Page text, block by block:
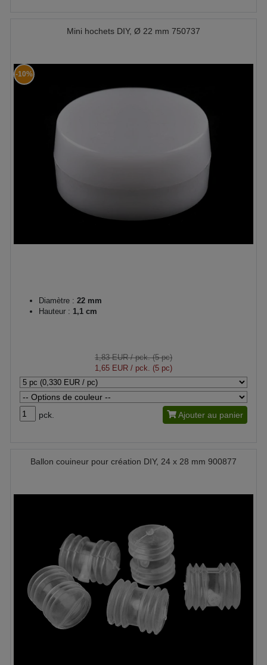
Mini hochets DIY, Ø 22 mm 750737
-10%
Diamètre : 22 mm
Hauteur : 1,1 cm
1,83 EUR/ pck. (5 pc)
1,65 EUR / pck. (5 pc)
pck. Ajouter au panier
Ballon couineur pour création DIY, 24 x 28 mm 900877